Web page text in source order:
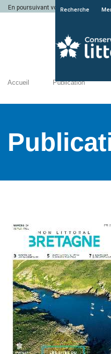
En poursuivant votre navigation sur
Recherche
Accueil Publication